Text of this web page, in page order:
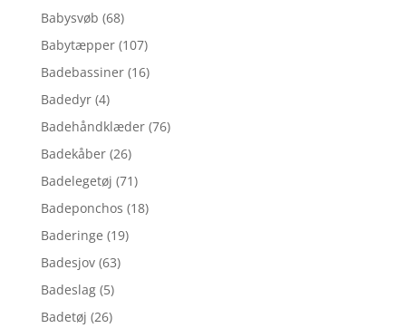
Babysvøb (68)
Babytæpper (107)
Badebassiner (16)
Badedyr (4)
Badehåndklæder (76)
Badekåber (26)
Badelegetøj (71)
Badeponchos (18)
Baderinge (19)
Badesjov (63)
Badeslag (5)
Badetøj (26)